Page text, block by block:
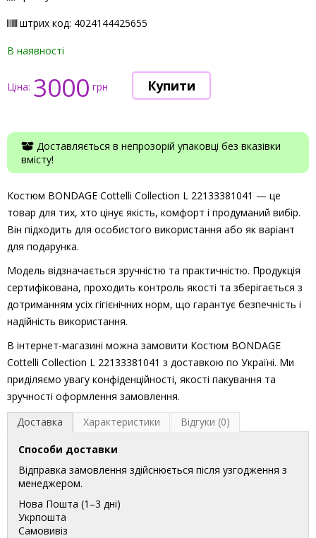
штрих код: 4024144425655
В наявності
Ціна: 3000 грн
Доставляється в непрозорій упаковці без вказівки
вмісту!
Костюм BONDAGE Cottelli Collection L 22133381041 — це
товар для тих, хто цінує якість, комфорт і продуманий вибір.
Він підходить для особистого використання або як варіант
для подарунка.
Модель відзначається зручністю та практичністю. Продукція
сертифікована, проходить контроль якості та зберігається з
дотриманням усіх гігієнічних норм, що гарантує безпечність і
надійність використання.
В інтернет-магазині можна замовити Костюм BONDAGE
Cottelli Collection L 22133381041 з доставкою по Україні. Ми
приділяємо увагу конфіденційності, якості пакування та
зручності оформлення замовлення.
Доставка
Характеристики Відгуки (0)
Способи доставки
Відправка замовлення здійснюється після узгодження з
менеджером.
Нова Пошта (1–3 дні)
Укрпошта
Самовивіз